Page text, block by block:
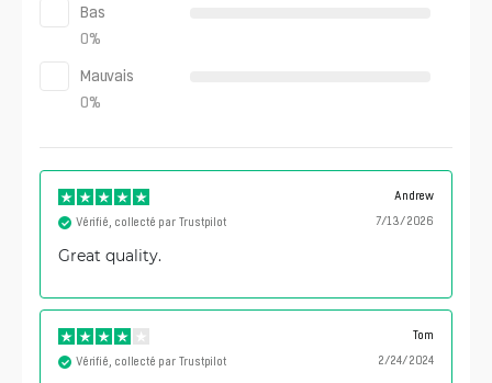
Bas
0%
Mauvais
0%
Andrew
7/13/2026
Vérifié, collecté par Trustpilot
Great quality.
Tom
2/24/2024
Vérifié, collecté par Trustpilot